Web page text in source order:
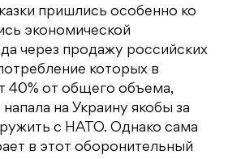
пришлись особенно ко
экономической
через продажу российских
которых в
40% от общего объема,
на Украину якобы за
с НАТО. Однако сама
в этот оборонительный